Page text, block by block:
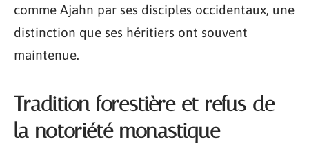
comme Ajahn par ses disciples occidentaux, une
distinction que ses héritiers ont souvent
maintenue.
Tradition forestière et refus de
la notoriété monastique